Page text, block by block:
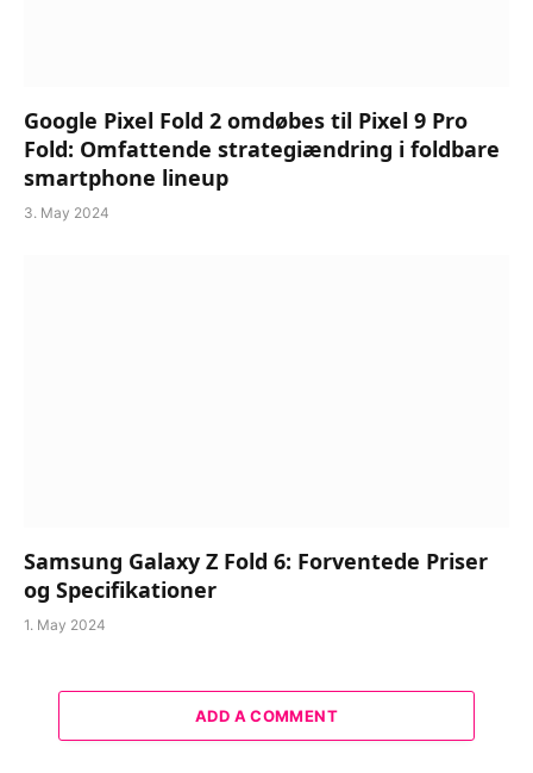
Google Pixel Fold 2 omdøbes til Pixel 9 Pro
Fold: Omfattende strategiændring i foldbare
smartphone lineup
3. May 2024
Samsung Galaxy Z Fold 6: Forventede Priser
og Specifikationer
1. May 2024
ADD A COMMENT